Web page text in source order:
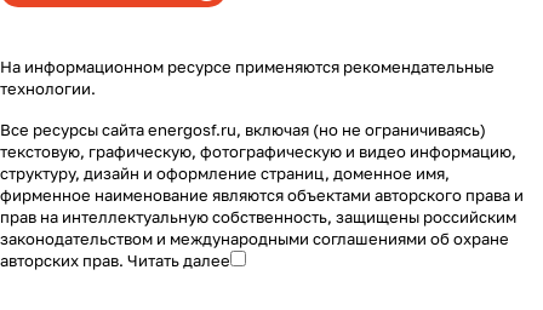
На информационном ресурсе применяются рекомендательные
технологии.
Все ресурсы сайта energosf.ru, включая (но не ограничиваясь)
текстовую, графическую, фотографическую и видео информацию,
структуру, дизайн и оформление страниц, доменное имя,
фирменное наименование являются объектами авторского права и
прав на интеллектуальную собственность, защищены российским
законодательством и международными соглашениями об охране
авторских прав. Читать далее